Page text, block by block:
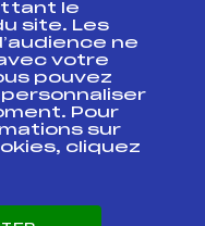
Suivi
le
site. Les
ne
votre
pouvez
Pour
sur
cliquez